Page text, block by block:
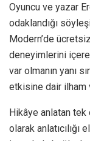
Oyuncu ve yazar
odaklandığı
Modern’de
deneyimlerini
var olmanın yanı
etkisine dair ilham
Hikâye anlatan tek
olarak anlatıcılığı